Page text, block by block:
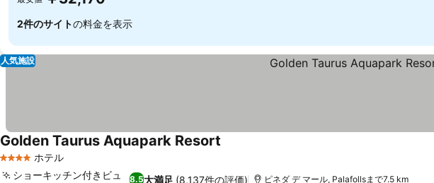
2件のサイトの料金を表示
人気施設
4 ホテルのランク
ホテル
Golden Taurus Aquapark Resort
8.5大満足 (8,137件の評価)
ショーキッチン付きビュ
ピネダ デ マール, Palafollsまで7.5 km